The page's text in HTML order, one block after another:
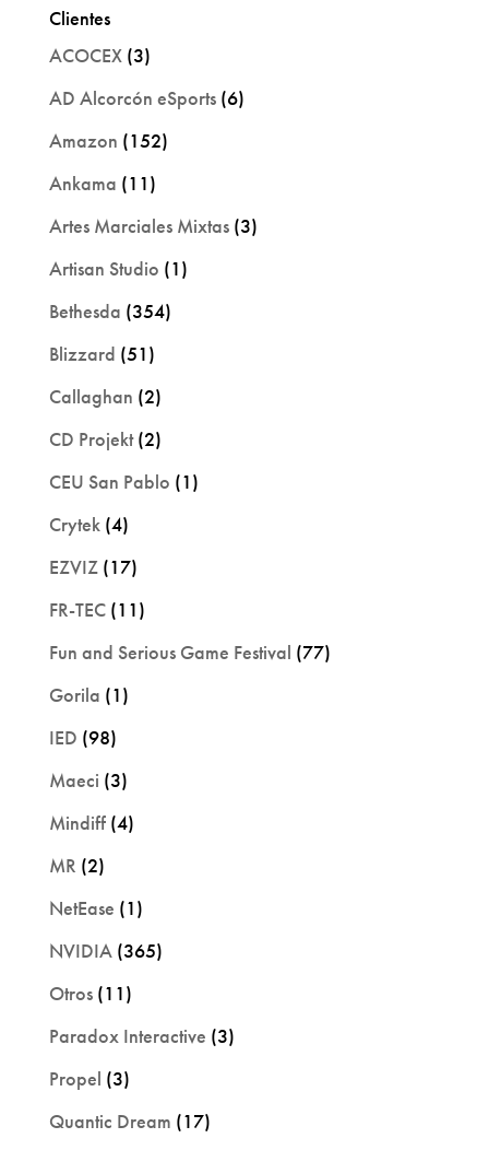
Clientes
ACOCEX(3)
AD Alcorcón eSports(6)
Amazon (152)
Ankama (11)
Artes Marciales Mixtas(3)
Artisan Studio (1)
Bethesda (354)
Blizzard (51)
Callaghan (2)
CD Projekt(2)
CEU San Pablo (1)
Crytek(4)
EZVIZ(17)
FR-TEC(11)
Fun and Serious Game Festival (77)
Gorila (1)
IED (98)
Maeci (3)
Mindiff(4)
MR (2)
NetEase (1)
NVIDIA(365)
Otros(11)
Paradox Interactive (3)
Propel (3)
Quantic Dream (17)